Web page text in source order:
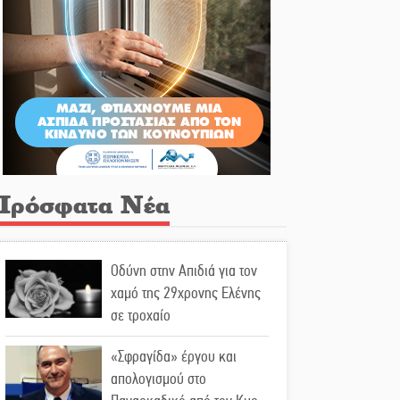
Νέα
Οδύνη στην Απιδιά για τον
χαμό της 29χρονης Ελένης
σε τροχαίο
«Σφραγίδα» έργου και
απολογισμού στο